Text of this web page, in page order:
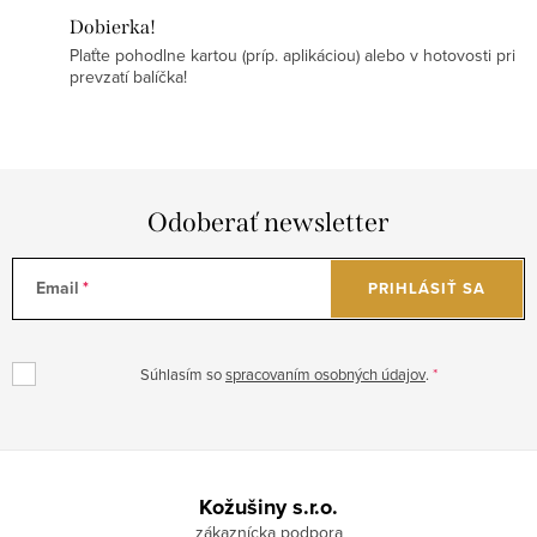
Dobierka!
Plaťte pohodlne kartou (príp. aplikáciou) alebo v hotovosti pri
prevzatí balíčka!
Odoberať newsletter
Email
Súhlasím sospracovaním osobných údajov.
PRIHLÁSIŤ SA
Kožušiny s.r.o.